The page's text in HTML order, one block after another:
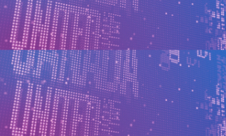
международной
безопасности» //
http://www.kremlin.ru/acts/
Обновлено: 16 января 2026 г.